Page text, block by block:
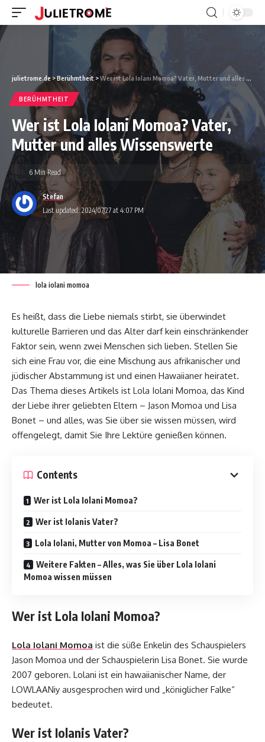
julietrome.de>Berühmtheit >Wer ist Lola Iolani Momoa? Vater, Mutter und alles Wissenswerte
BERÜHMTHEIT
Wer ist Lola Iolani Momoa? Vater,
Mutter und alles Wissenswerte
Last updated: 2024/07/27 at 4:07 PM
Stefan
6 Min Read
lola iolani momoa
Es heißt, dass die Liebe niemals stirbt, sie überwindet
kulturelle Barrieren und das Alter darf kein einschränkender
Faktor sein, wenn zwei Menschen sich lieben. Stellen Sie
sich eine Frau vor, die eine Mischung aus afrikanischer und
jüdischer Abstammung ist und einen Hawaiianer heiratet.
Das Thema dieses Artikels ist Lola Iolani Momoa, das Kind
der Liebe ihrer geliebten Eltern – Jason Momoa und Lisa
Bonet – und alles, was Sie über sie wissen müssen, wird
offengelegt, damit Sie Ihre Lektüre genießen können.
Contents
Wer ist Lola Iolani Momoa?
Wer ist Iolanis Vater?
Lola Iolani, Mutter von Momoa – Lisa Bonet
Weitere Fakten – Alles, was Sie über Lola Iolani
Momoa wissen müssen
Wer ist Lola Iolani Momoa?
Lola Iolani Momoa ist die süße Enkelin des Schauspielers
Jason Momoa und der Schauspielerin Lisa Bonet. Sie wurde
2007 geboren. Lolani ist ein hawaiianischer Name, der
LOWLAANiy ausgesprochen wird und „königlicher Falke“
bedeutet.
Wer ist Iolanis Vater?